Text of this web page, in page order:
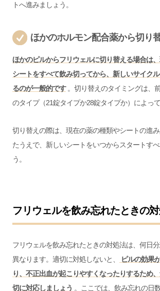
トへ進みましょう。
ほかのホルモン配合薬から切り
ほかのピルからフリウェルに切り替える場合は
シートをすべて飲み切ってから、新しいサイク
るのが一般的です。切り替えのタイミングは、
のタイプ（21錠タイプか28錠タイプか）によっ
切り替えの際は、現在の薬の種類やシートの進
たうえで、新しいシートをいつからスタートす
う。
フリウェルを飲み忘れたときの
フリウェルを飲み忘れたときの対処法は、何日
異なります。適切に対処しないと、
ピルの効果
り、不正出血が起こりやすくなったりするため
切に対応しましょう 。ここでは、飲み忘れの日